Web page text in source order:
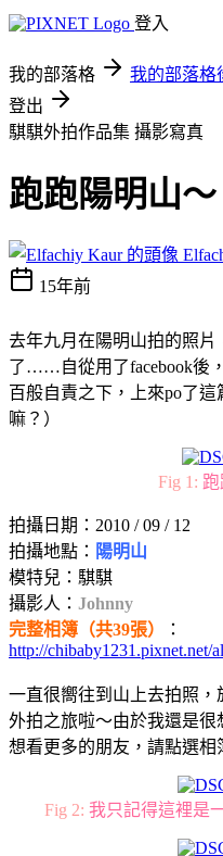
登入
我的部落格 我的部落格
登出
騏騏外拍作品集 攝影寫真
跑跑陽明山～
15年前
去年九月在陽明山拍的照
了……自從用了facebook後
百般自責之下，上來po了
嘛？）
Fig 1:
拍攝日期：2010 / 09 / 12
拍攝地點： 陽明山
模特兒：騏騏
攝影人： Johnny
完整相簿（共39張）
：
http://chibaby1231.pixnet.net/
一直很嚮往到山上去拍照，
外拍之旅啦～由於我還是很
想看更多的朋友，請點選相
Fig 2: 我只記得這裡是